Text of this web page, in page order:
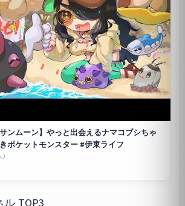
サンムーン】やっと出会えるナマコブシちゃ
ポケットモンスター #伊東ライフ
TOP3